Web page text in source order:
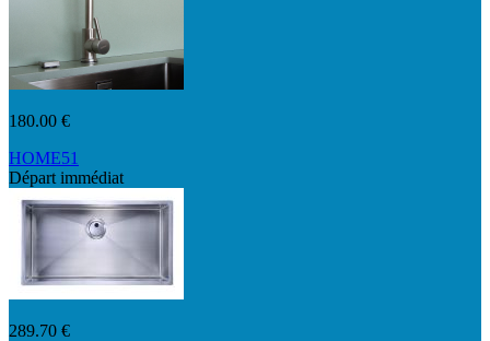
180.00 €
HOME51
Départ immédiat
289.70 €